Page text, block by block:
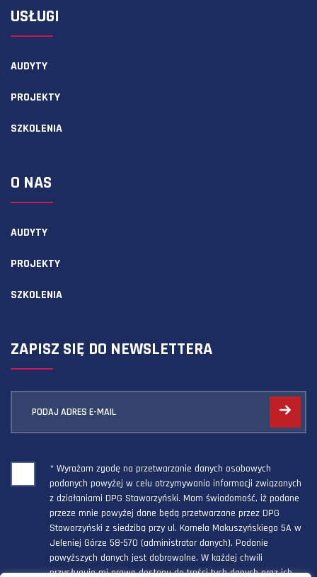
USŁUGI
AUDYTY
PROJEKTY
SZKOLENIA
O NAS
AUDYTY
PROJEKTY
SZKOLENIA
ZAPISZ SIĘ DO NEWSLETTERA
PODAJ ADRES E-MAIL
* Wyrażam zgodę na przetwarzanie danych osobowych
podanych powyżej w celu otrzymywania informacji związanych
z działaniami DPG Staworzyński. Mam świadomość, iż podane
przeze mnie powyżej dane będą przetwarzane przez DPG
Staworzyński z siedzibą przy ul. Kornela Makuszyńskiego 5A w
Jeleniej Górze 58-570 (administrator danych). Podanie
powyższych danych jest dobrowolne. W każdej chwili
przysługuje mi prawo dostępu do treści tych danych oraz ich